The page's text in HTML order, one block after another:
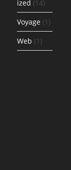
ized (14)
Voyage (1)
Web (1)